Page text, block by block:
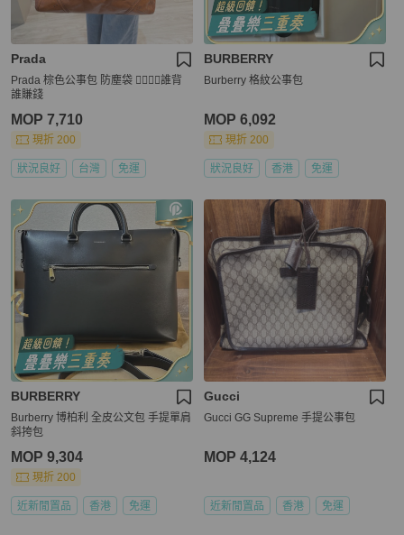
Prada
Prada 棕色公事包 防塵袋 ❤️‍🔥❤️‍🔥誰背
誰賺錢
MOP 7,710
現折 200
狀況良好 台灣 免運
BURBERRY
Burberry 格紋公事包
MOP 6,092
現折 200
狀況良好 香港 免運
BURBERRY
Burberry 博柏利 全皮公文包 手提單肩
斜挎包
MOP 9,304
現折 200
近新閒置品 香港 免運
Gucci
Gucci GG Supreme 手提公事包
MOP 4,124
近新閒置品 香港 免運